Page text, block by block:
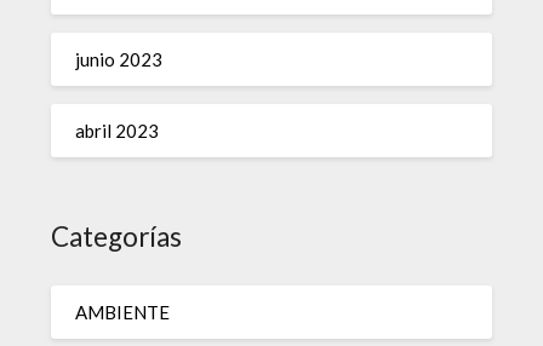
junio 2023
abril 2023
Categorías
AMBIENTE